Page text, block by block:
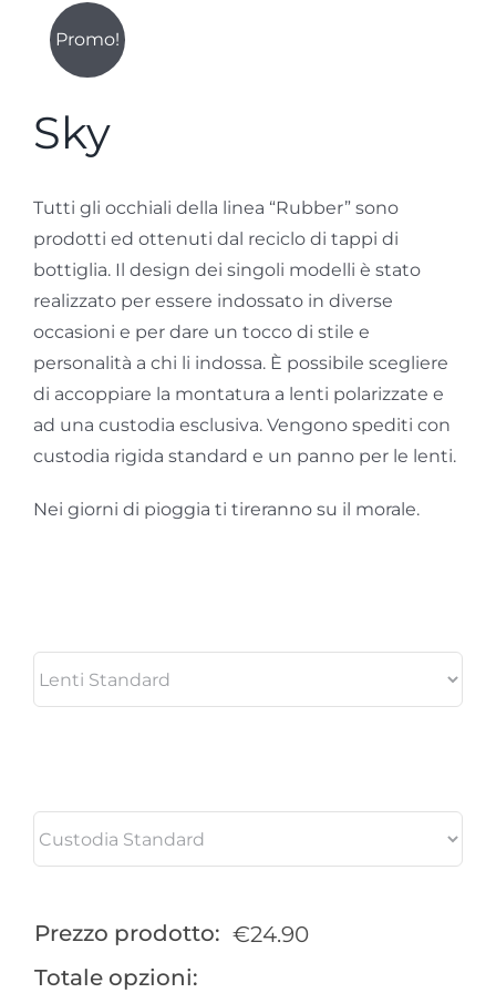
custodie
Promo!
Sky
Tutti gli occhiali della linea “Rubber” sono
prodotti ed ottenuti dal reciclo di tappi di
bottiglia. Il design dei singoli modelli è stato
realizzato per essere indossato in diverse
occasioni e per dare un tocco di stile e
personalità a chi li indossa. È possibile scegliere
di accoppiare la montatura a lenti polarizzate e
ad una custodia esclusiva. Vengono spediti con
custodia rigida standard e un panno per le lenti.
Nei giorni di pioggia ti tireranno su il morale.
Prezzo prodotto: €24.90
Totale opzioni: